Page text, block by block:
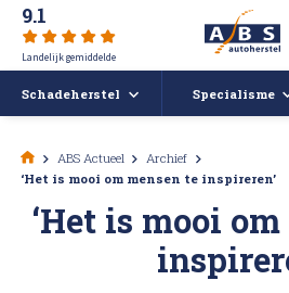
9.1
Landelijk gemiddelde
Schadeherstel Specialisme
Caravan- en camperreparatie
Auto uitdeuken zonder spuiten
Autoruit reparatie
Over ABS
ABS Actueel
Archief
‘Het is mooi om mensen te inspireren’
‘Het is mooi